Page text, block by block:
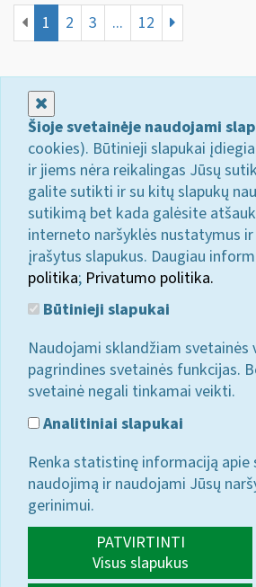
1 2 3 ... 12
Šioje svetainėje naudojami
cookies). Būtinieji slapukai
ir jiems nėra reikalingas Jūsų
galite sutikti ir su kitų slapukų
sutikimą bet kada galėsite
interneto naršyklės nustatymus
įrašytus slapukus. Daugiau
politika; Privatumo politika.
Būtinieji slapukai
Naudojami sklandžiam svetainės
pagrindines svetainės funkcijas.
svetainė negali tinkamai veikti.
Analitiniai slapukai
Renka statistinę informaciją apie
naudojimą ir naudojami Jūsų
gerinimui.
PATVIRTINTI
Visus slapukus